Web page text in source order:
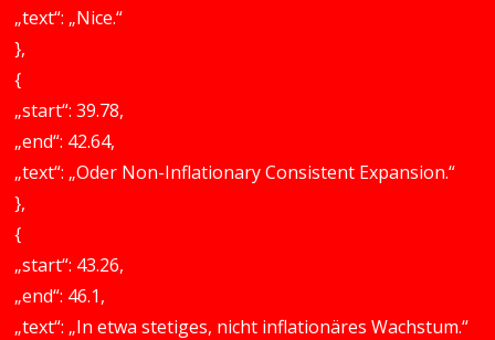
„text“: „Nice.“
},
{
„start“: 39.78,
„end“: 42.64,
„text“: „Oder Non-Inflationary Consistent Expansion.“
},
{
„start“: 43.26,
„end“: 46.1,
„text“: „In etwa stetiges, nicht inflationäres Wachstum.“